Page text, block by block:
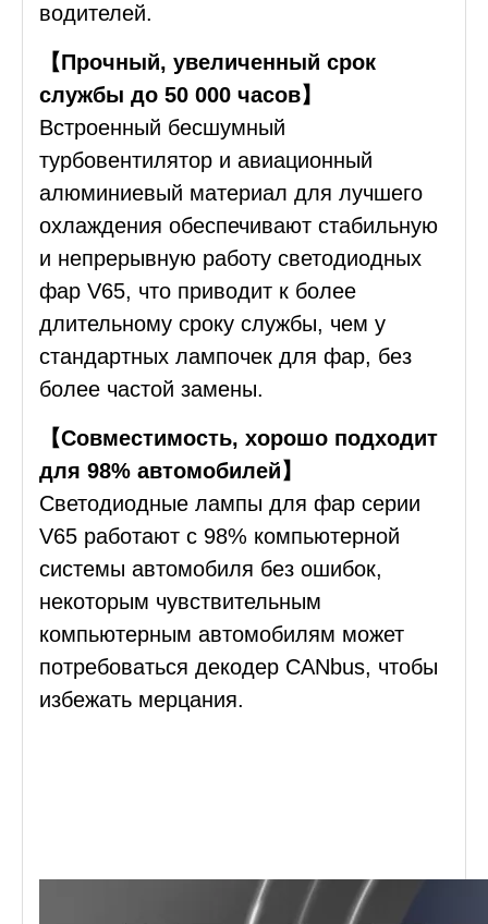
водителей.
【Прочный, увеличенный срок
службы до 50 000 часов】
Встроенный бесшумный
турбовентилятор и авиационный
алюминиевый материал для лучшего
охлаждения обеспечивают стабильную
и непрерывную работу светодиодных
фар V65, что приводит к более
длительному сроку службы, чем у
стандартных лампочек для фар, без
более частой замены.
【Совместимость, хорошо подходит
для 98% автомобилей】
Светодиодные лампы для фар серии
V65 работают с 98% компьютерной
системы автомобиля без ошибок,
некоторым чувствительным
компьютерным автомобилям может
потребоваться декодер CANbus, чтобы
избежать мерцания.